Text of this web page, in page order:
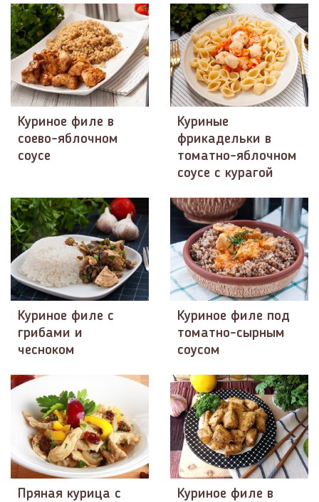
Куриное филе в
соево-яблочном
соусе
Куриные
фрикадельки в
томатно-яблочном
соусе с курагой
Куриное филе с
грибами и
чесноком
Куриное филе под
томатно-сырным
соусом
Пряная курица с
Куриное филе в